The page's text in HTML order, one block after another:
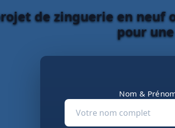
de zinguerie en neuf
pour
Nom &